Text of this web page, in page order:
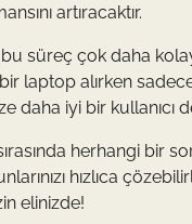
artıracaktır.
süreç çok daha
laptop alırken
iyi bir kullanıcı
herhangi bir
hızlıca
elinizde!